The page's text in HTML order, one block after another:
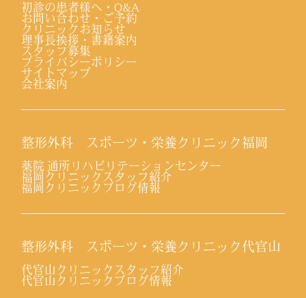
初診の患者様へ・Q&A
お問い合わせ・ご予約
クリニックお知らせ
理事長挨拶・書籍案内
スタッフ募集
プライバシーポリシー
サイトマップ
会社案内
整形外科 スポーツ・栄養クリニック福岡
薬院 通所リハビリテーションセンター
福岡クリニックスタッフ紹介
福岡クリニックブログ情報
整形外科 スポーツ・栄養クリニック代官山
代官山クリニックスタッフ紹介
代官山クリニックブログ情報